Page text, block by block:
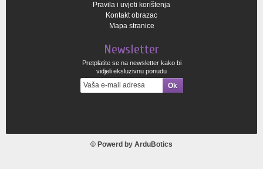
Pravila i uvjeti korištenja
Kontakt obrazac
Mapa stranice
Newsletter
Pretplatite se na newsletter kako bi
vidjeli eksluzivnu ponudu
© Powerd by ArduBotics